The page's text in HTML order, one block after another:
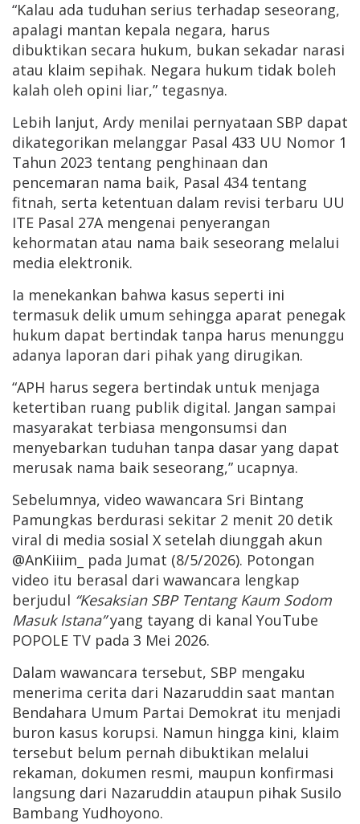
“Kalau ada tuduhan serius terhadap seseorang,
apalagi mantan kepala negara, harus
dibuktikan secara hukum, bukan sekadar narasi
atau klaim sepihak. Negara hukum tidak boleh
kalah oleh opini liar,” tegasnya.
Lebih lanjut, Ardy menilai pernyataan SBP dapat
dikategorikan melanggar Pasal 433 UU Nomor 1
Tahun 2023 tentang penghinaan dan
pencemaran nama baik, Pasal 434 tentang
fitnah, serta ketentuan dalam revisi terbaru UU
ITE Pasal 27A mengenai penyerangan
kehormatan atau nama baik seseorang melalui
media elektronik.
Ia menekankan bahwa kasus seperti ini
termasuk delik umum sehingga aparat penegak
hukum dapat bertindak tanpa harus menunggu
adanya laporan dari pihak yang dirugikan.
“APH harus segera bertindak untuk menjaga
ketertiban ruang publik digital. Jangan sampai
masyarakat terbiasa mengonsumsi dan
menyebarkan tuduhan tanpa dasar yang dapat
merusak nama baik seseorang,” ucapnya.
Sebelumnya, video wawancara Sri Bintang
Pamungkas berdurasi sekitar 2 menit 20 detik
viral di media sosial X setelah diunggah akun
@AnKiiim_ pada Jumat (8/5/2026). Potongan
video itu berasal dari wawancara lengkap
berjudul “Kesaksian SBP Tentang Kaum Sodom
Masuk Istana”yang tayang di kanal YouTube
POPOLE TV pada 3 Mei 2026.
Dalam wawancara tersebut, SBP mengaku
menerima cerita dari Nazaruddin saat mantan
Bendahara Umum Partai Demokrat itu menjadi
buron kasus korupsi. Namun hingga kini, klaim
tersebut belum pernah dibuktikan melalui
rekaman, dokumen resmi, maupun konfirmasi
langsung dari Nazaruddin ataupun pihak Susilo
Bambang Yudhoyono.